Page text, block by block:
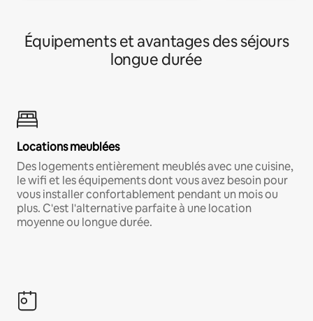
Équipements et avantages des séjours
longue durée
Locations meublées
Des logements entièrement meublés avec une cuisine,
le wifi et les équipements dont vous avez besoin pour
vous installer confortablement pendant un mois ou
plus. C'est l'alternative parfaite à une location
moyenne ou longue durée.